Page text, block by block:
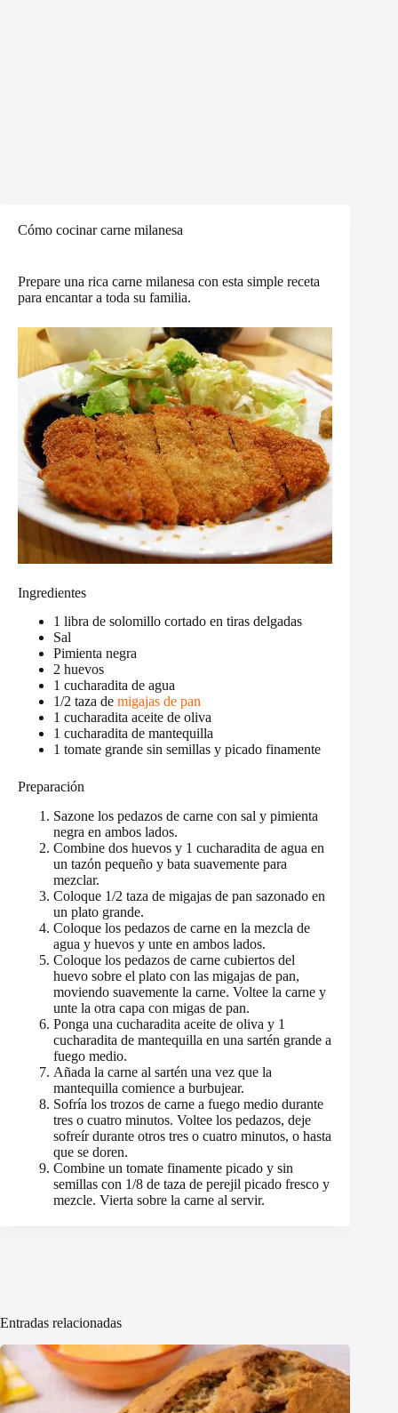
Cómo cocinar carne milanesa
Prepare una rica carne milanesa con esta simple receta
para encantar a toda su familia.
Ingredientes
1 libra de solomillo cortado en tiras delgadas
Sal
Pimienta negra
2 huevos
1 cucharadita de agua
1/2 taza de migajas de pan
1 cucharadita aceite de oliva
1 cucharadita de mantequilla
1 tomate grande sin semillas y picado finamente
Preparación
Sazone los pedazos de carne con sal y pimienta
negra en ambos lados.
Combine dos huevos y 1 cucharadita de agua en
un tazón pequeño y bata suavemente para
mezclar.
Coloque 1/2 taza de migajas de pan sazonado en
un plato grande.
Coloque los pedazos de carne en la mezcla de
agua y huevos y unte en ambos lados.
Coloque los pedazos de carne cubiertos del
huevo sobre el plato con las migajas de pan,
moviendo suavemente la carne. Voltee la carne y
unte la otra capa con migas de pan.
Ponga una cucharadita aceite de oliva y 1
cucharadita de mantequilla en una sartén grande a
fuego medio.
Añada la carne al sartén una vez que la
mantequilla comience a burbujear.
Sofría los trozos de carne a fuego medio durante
tres o cuatro minutos. Voltee los pedazos, deje
sofreír durante otros tres o cuatro minutos, o hasta
que se doren.
Combine un tomate finamente picado y sin
semillas con 1/8 de taza de perejil picado fresco y
mezcle. Vierta sobre la carne al servir.
Entradas relacionadas